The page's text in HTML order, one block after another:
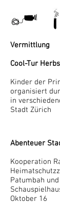
Vermittlung
Cool-Tur
Kinder der
organisiert
in
Stadt Zürich
Abenteuer
Kooperation
Patumbah
Oktober 16